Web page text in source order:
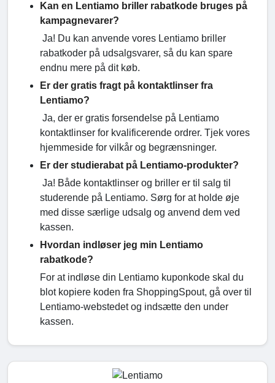
Kan en Lentiamo briller rabatkode bruges på
kampagnevarer?
Ja! Du kan anvende vores Lentiamo briller
rabatkoder på udsalgsvarer, så du kan spare
endnu mere på dit køb.
Er der gratis fragt på kontaktlinser fra
Lentiamo?
Ja, der er gratis forsendelse på Lentiamo
kontaktlinser for kvalificerende ordrer. Tjek vores
hjemmeside for vilkår og begrænsninger.
Er der studierabat på Lentiamo-produkter?
Ja! Både kontaktlinser og briller er til salg til
studerende på Lentiamo. Sørg for at holde øje
med disse særlige udsalg og anvend dem ved
kassen.
Hvordan indløser jeg min Lentiamo
rabatkode?
For at indløse din Lentiamo kuponkode skal du
blot kopiere koden fra ShoppingSpout, gå over til
Lentiamo-webstedet og indsætte den under
kassen.